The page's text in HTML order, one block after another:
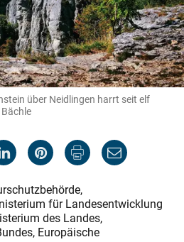
über Neidlingen harrt seit elf
für Landesentwicklung
des Landes,
Europäische